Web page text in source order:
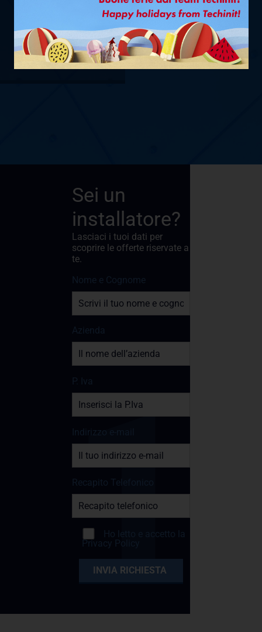
TG. 10
VEDI PRODOTTO
Sei un
installatore?
Lasciaci i tuoi dati per
scoprire le offerte riservate a
te.
Nome e Cognome
Azienda
P. Iva
Indirizzo e-mail
Recapito Telefonico
Ho letto e accetto la
Privacy Policy